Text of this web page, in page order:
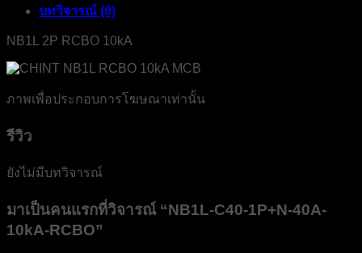
บทวิจารณ์ (0)
NB1L 2P RCBO 10kA
ภาพเพื่อประกอบการโฆษณาเท่านั้น
รีวิว
ยังไม่มีบทวิจารณ์
มาเป็นคนแรกที่วิจารณ์ “NB1L-C40-1P+N-40A-
10kA-RCBO”